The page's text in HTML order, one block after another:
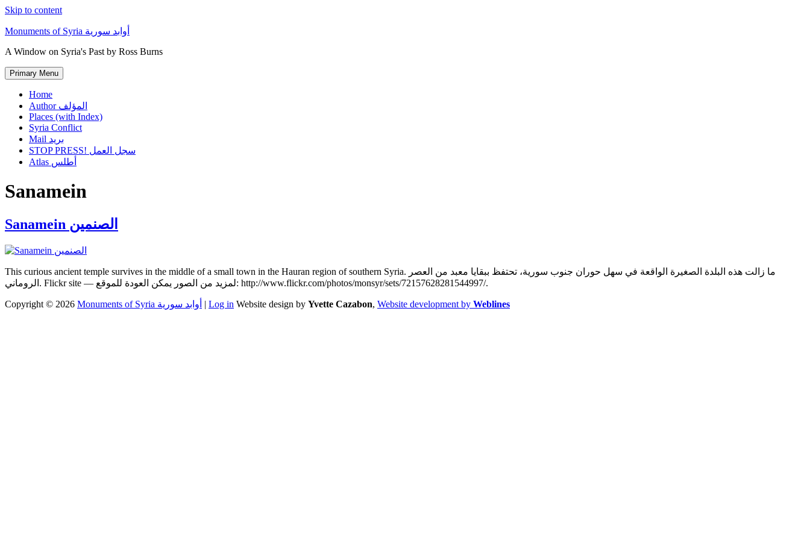
Skip to content
Monuments of Syria أوابد سورية
A Window on Syria's Past by Ross Burns
Primary Menu
Home
Author المؤلف
Places (with Index)
Syria Conflict
Mail بريد
STOP PRESS! سجل العمل
Atlas أطلس
Sanamein
Sanamein الصنمين
This curious ancient temple survives in the middle of a small town in the Hauran region of southern Syria. ما زالت هذه البلدة الصغيرة الواقعة في سهل حوران جنوب سورية، تحتفظ ببقايا معبد من العصر
الروماني. Flickr site — لمزيد من الصور يمكن العودة للموقع: http://www.flickr.com/photos/monsyr/sets/72157628281544997/.
Copyright © 2026 Monuments of Syria أوابد سورية | Log in Website design by Yvette Cazabon, Website development by Weblines